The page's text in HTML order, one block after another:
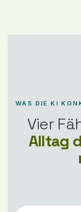
WAS DIE KI
Vier
Alltag